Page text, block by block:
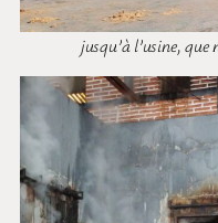
jusqu’à l’usine,